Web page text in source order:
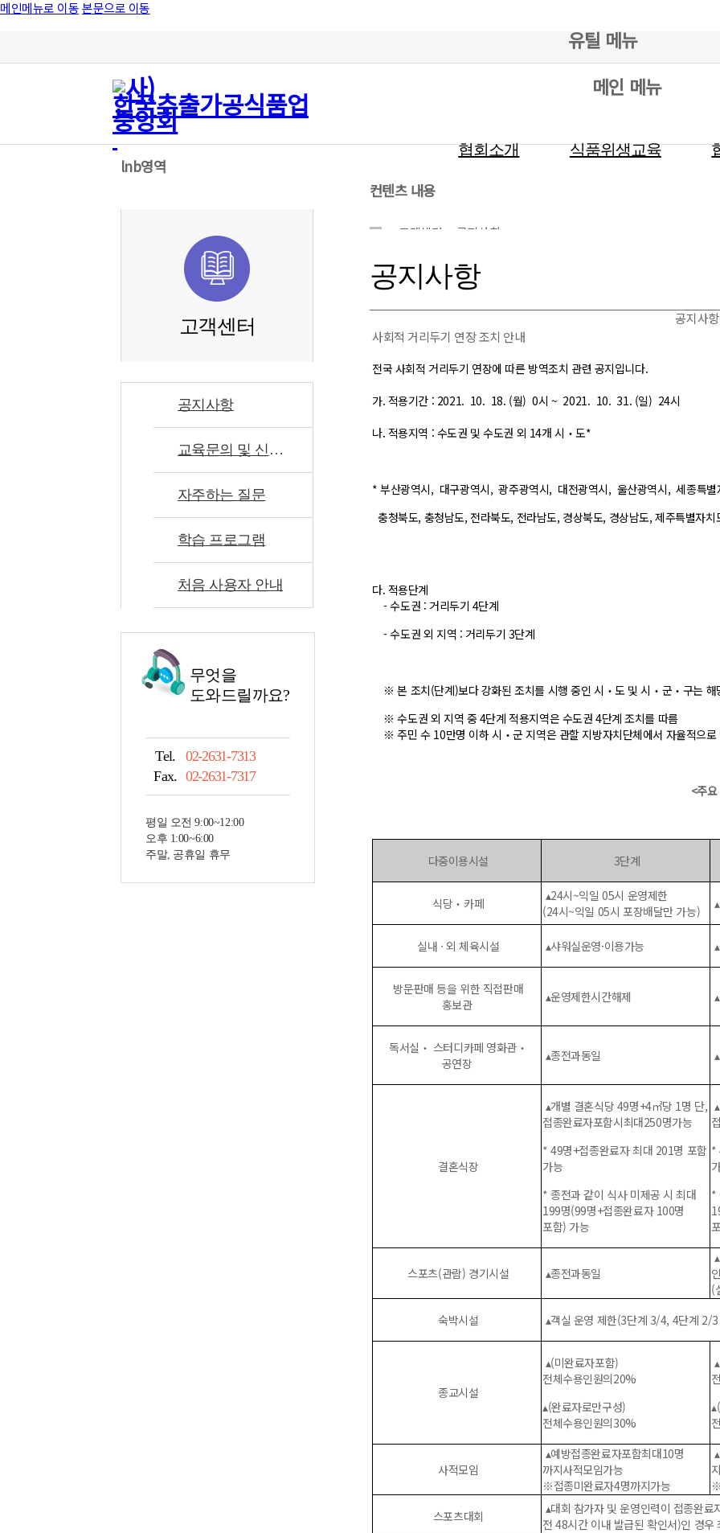
메인메뉴로 이동본문으로 이동
유틸 메뉴
lnb영역
고객센터
공지사항
교육문의 및 신고센터
자주하는 질문
학습 프로그램
처음 사용자 안내
무엇을
도와드릴까요?
Tel.
02-2631-7313
Fax. 02-2631-7317
평일 오전 9:00~12:00
오후 1:00~6:00
주말, 공휴일 휴무
컨텐츠 내용
고객센터 공지사항
공지사항
공지사
사회적 거리두기 연장 조치 안내
전국 사회적 거리두기 연장에 따른 방역조치 관련 공지입니다.
가. 적용기간 : 2021. 10. 18. (월) 0시 ~ 2021. 10. 31. (일) 24시
나. 적용지역 : 수도권 및 수도권 외 14개 시‧도*
* 부산광역시, 대구광역시, 광주광역시, 대전광역시, 울산광역시, 세종특
충청북도, 충청남도, 전라북도, 전라남도, 경상북도, 경상남도, 제주특별자치
다. 적용단계
- 수도권 : 거리두기 4단계
- 수도권 외 지역 : 거리두기 3단계
※ 본 조치(단계)보다 강화된 조치를 시행 중인 시‧도 및 시‧군‧구는 해
※ 수도권 외 지역 중 4단계 적용지역은 수도권 4단계 조치를 따름
※ 주민 수 10만명 이하 시‧군 지역은 관할 지방자치단체에서 자율적으로
<주
다중이용시설 3단계
식당‧카페
▴24시~익일 05시 운영제한
(24시~익일 05시 포장배달만 가능)
실내 · 외 체육시설 ▴샤워실운영·이용가능
방문판매 등을 위한 직접판매
홍보관
▴운영제한시간해제
독서실‧ 스터디카페 영화관‧
공연장
▴종전과동일
결혼식장
▴개별 결혼식당 49명+4㎡당 1명 단,
접종완료자포함시최대250명가능
* 49명+접종완료자 최대 201명 포함
가능
* 종전과 같이 식사 미제공 시 최대
199명(99명+접종완료자 100명
포함) 가능
*
*
스포츠(관람) 경기시설 ▴종전과동일
(
숙박시설 ▴객실 운영 제한(3단계 3/4, 4단계 2/
종교시설
▴(미완료자포함)
전체수용인원의20%
▴(완료자로만구성)
전체수용인원의30%
사적모임
▴예방접종완료자포함최대10명
까지사적모임가능
※접종미완료자4명까지가능
스포츠대회
▴대회 참가자 및 운영인력이 접종완료
전 48시간 이내 발급된 확인서)인 경우
메인 메뉴
협회소개 식품위생교육